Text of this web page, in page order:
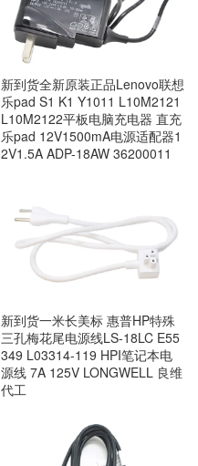
新到货全新原装正品Lenovo联想
乐pad S1 K1 Y1011 L10M2121
L10M2122平板电脑充电器 直充
乐pad 12V1500mA电源适配器1
2V1.5A ADP-18AW 36200011
新到货一米长美标 惠普HP特殊
三孔梅花尾电源线LS-18LC E55
349 L03314-119 HPI笔记本电
源线 7A 125V LONGWELL 良维
代工